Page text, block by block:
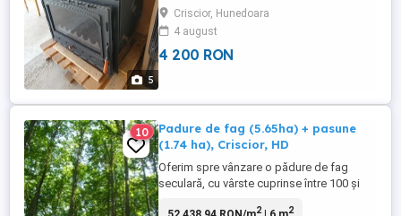
5
combustibil: lemne - Boiler incorporat -
Putere termica totala 33,2 kw - Dimensiuni
focar 534 x 462 x 367 mm - Dimensiuni
geam 525 x 300 mm - Diametru burlan 200
Criscior, Hunedoara
4 august
4 200 RON
10
Padure de fag (5.65ha) + pasune
(1.74 ha), Criscior, HD
Oferim spre vânzare o pădure de fag
seculară, cu vârste cuprinse între 100 și
2 2